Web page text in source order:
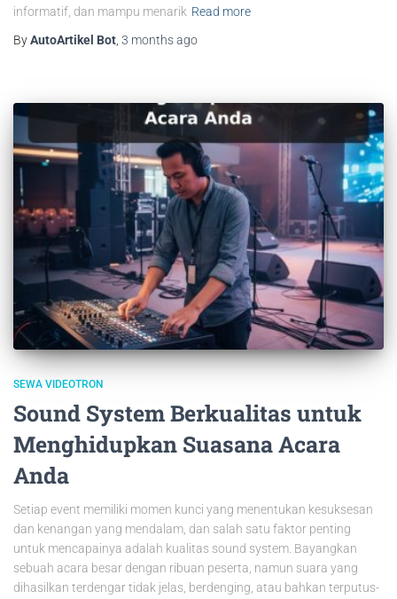
informatif, dan mampu menarik Read more
ByAutoArtikel Bot 3 monthsago
SEWA VIDEOTRON
Sound System Berkualitas untuk
Menghidupkan Suasana Acara
Anda
Setiap event memiliki momen kunci yang menentukan kesuksesan
dan kenangan yang mendalam, dan salah satu faktor penting
untuk mencapainya adalah kualitas sound system. Bayangkan
sebuah acara besar dengan ribuan peserta, namun suara yang
dihasilkan terdengar tidak jelas, berdenging, atau bahkan terputus-